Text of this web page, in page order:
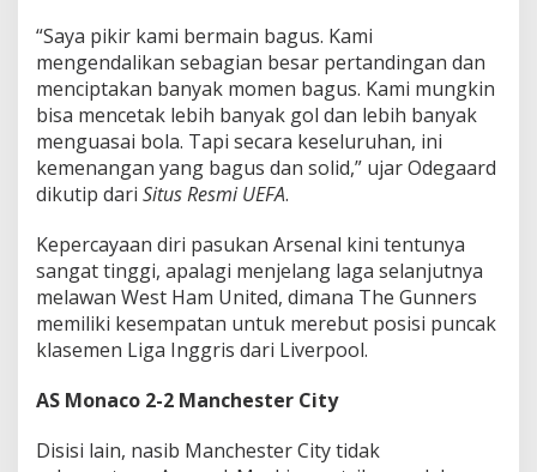
“Saya pikir kami bermain bagus. Kami
mengendalikan sebagian besar pertandingan dan
menciptakan banyak momen bagus. Kami mungkin
bisa mencetak lebih banyak gol dan lebih banyak
menguasai bola. Tapi secara keseluruhan, ini
kemenangan yang bagus dan solid,” ujar Odegaard
dikutip dari Situs Resmi UEFA.
Kepercayaan diri pasukan Arsenal kini tentunya
sangat tinggi, apalagi menjelang laga selanjutnya
melawan West Ham United, dimana The Gunners
memiliki kesempatan untuk merebut posisi puncak
klasemen Liga Inggris dari Liverpool.
AS Monaco 2-2 Manchester City
Disisi lain, nasib Manchester City tidak